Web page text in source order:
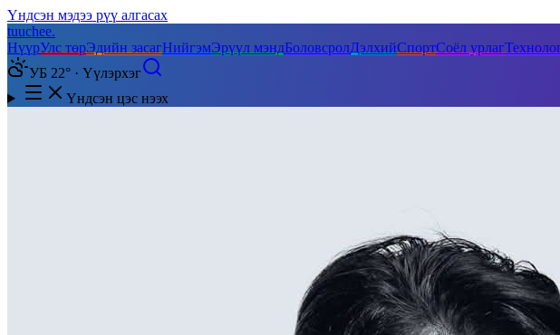
Үндсэн мэдээ рүү алгасах
tuuchee.
НүүрУлс төрЭдийн засагНийгэмЭрүүл мэндБоловсролДэлхийСпортСоёл урлаг
УБ 22° · Үүлэрхэг
Үндсэн цэс нээх